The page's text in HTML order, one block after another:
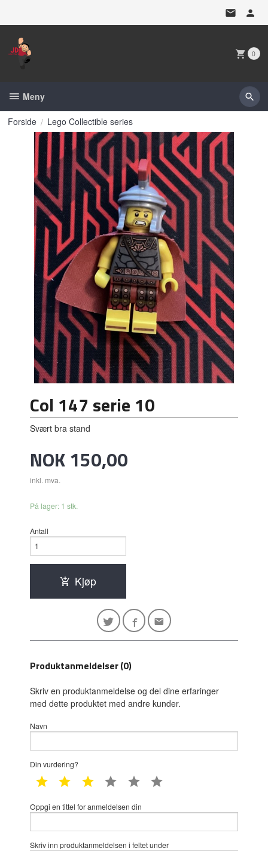
0
Meny
Forside Lego Collectible series
Col 147 serie 10
Svært bra stand
Pris
NOK150,00
inkl. mva.
På lager: 1 stk.
Antall
Kjøp
Produktanmeldelser (0)
Skriv en produktanmeldelse og del dine erfaringer
med dette produktet med andre kunder.
Navn
Din vurdering?
1 star 2 star 3 star 4 star 5 star
Oppgi en tittel for anmeldelsen din
Skriv inn produktanmeldelsen i feltet under